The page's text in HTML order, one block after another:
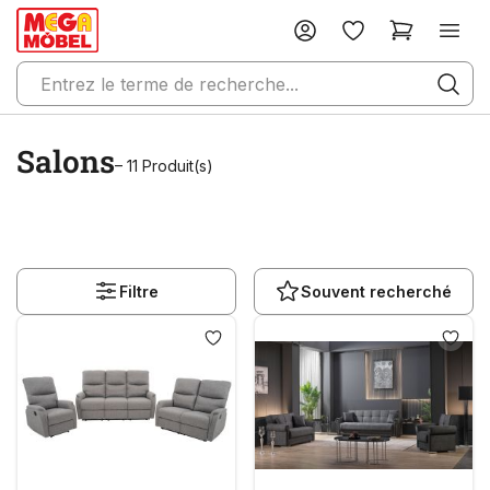
Salons– 11 Produit(s)
Filtre Souvent recherché